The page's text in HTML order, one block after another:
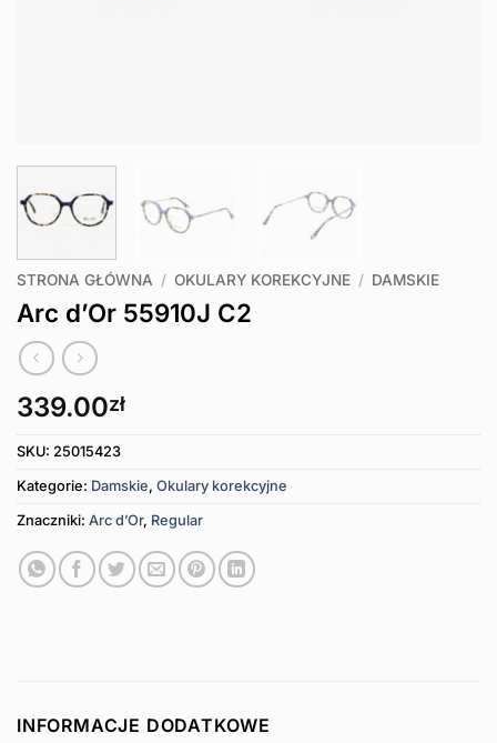
STRONA GŁÓWNA / OKULARY KOREKCYJNE / DAMSKIE
Arc d’Or 55910J C2
339.00zł
SKU: 25015423
Kategorie: Damskie, Okulary korekcyjne
Znaczniki: Arc d’Or, Regular
INFORMACJE DODATKOWE